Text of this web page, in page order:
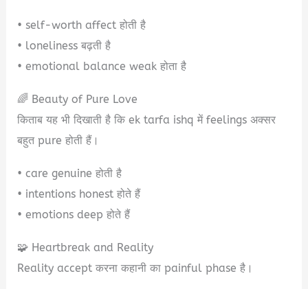
• self-worth affect होती है
• loneliness बढ़ती है
• emotional balance weak होता है
🌈 Beauty of Pure Love
किताब यह भी दिखाती है कि ek tarfa ishq में feelings अक्सर
बहुत pure होती हैं।
• care genuine होती है
• intentions honest होते हैं
• emotions deep होते हैं
🧩 Heartbreak and Reality
Reality accept करना कहानी का painful phase है।